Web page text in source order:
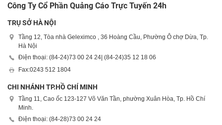
Công Ty Cổ Phần Quảng Cáo Trực Tuyến 24h
TRỤ SỞ HÀ NỘI
Tầng 12, Tòa nhà Geleximco , 36 Hoàng Cầu, Phường Ô chợ Dừa, Tp.
Hà Nội
Điện thoại: (84-24)73 00 24 24 | (84-24)35 12 18 06
Fax:0243 512 1804
CHI NHÁNH TP.HỒ CHÍ MINH
Tầng 11, Cao ốc 123-127 Võ Văn Tần, phường Xuân Hòa, Tp. Hồ Chí
Minh.
Điện thoại: (84-28)73 00 24 24